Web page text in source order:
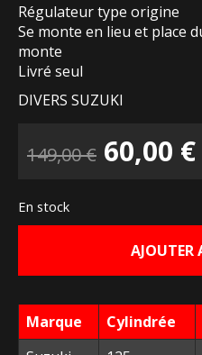
Régulateur type origine
Se monte en lieu et place
monte
Livré seul
DIVERS SUZUKI
149,00€ Le
initial
était :
149,00
60,00 €
En stock
AJOUTER
Marque Cylindrée